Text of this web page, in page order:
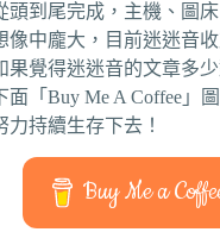
頭到尾完成，主機、圖
像中龐大，目前迷迷音
果覺得迷迷音的文章多
面「Buy Me A Coffee」
力持續生存下去！
Buy Me a